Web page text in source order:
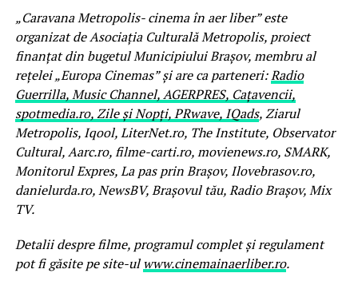
„Caravana Metropolis- cinema în aer liber” este
organizat de Asociația Culturală Metropolis, proiect
finanțat din bugetul Municipiului Brașov, membru al
rețelei „Europa Cinemas” și are ca parteneri:Radio
Guerrilla, Music Channel, AGERPRES, Cațavencii,
spotmedia.ro, Zile și Nopți, PRwave, IQads, Ziarul
Metropolis, Iqool, LiterNet.ro, The Institute, Observator
Cultural, Aarc.ro, filme-carti.ro, movienews.ro, SMARK,
Monitorul Expres, La pas prin Brașov, Ilovebrasov.ro,
danielurda.ro, NewsBV, Brașovul tău, Radio Brașov, Mix
TV.
Detalii despre filme, programul complet și regulament
pot fi găsite pe site-ulwww.cinemainaerliber.ro.